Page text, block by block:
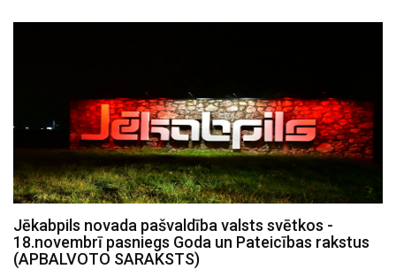
Jēkabpils novada pašvaldība valsts svētkos -
18.novembrī pasniegs Goda un Pateicības rakstus
(APBALVOTO SARAKSTS)